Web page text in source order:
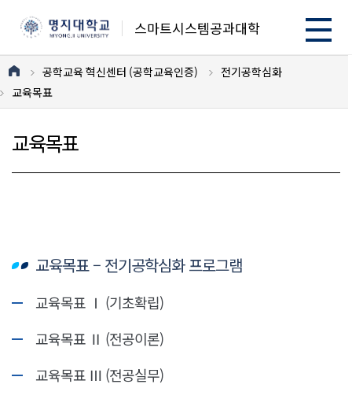
스마트시스템공과대학
공학교육 혁신센터 (공학교육인증)
전기공학심화
교육목표
교육목표
교육목표 – 전기공학심화 프로그램
교육목표 Ⅰ (기초확립)
교육목표 Ⅱ (전공이론)
교육목표 Ⅲ (전공실무)